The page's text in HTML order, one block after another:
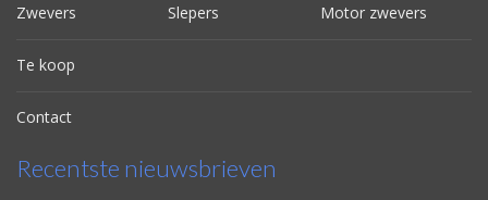
Zwevers Slepers Motor zwevers
Te koop
Contact
Recentste nieuwsbrieven